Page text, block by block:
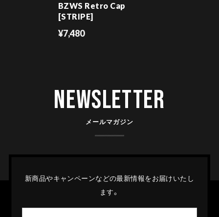
BZWS Retro Cap
[STRIPE]
¥7,480
Newsletter
メールマガジン
新商品やキャンペーンなどの最新情報をお届けいたし
ます。